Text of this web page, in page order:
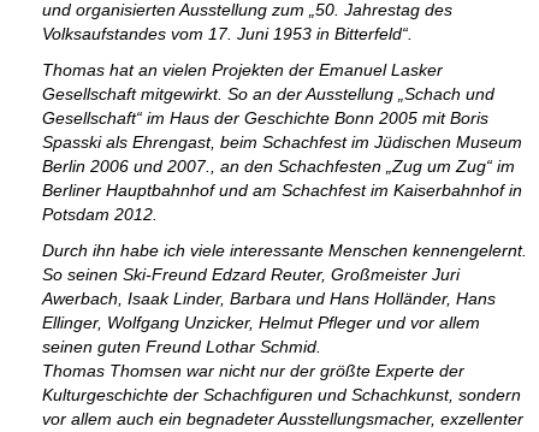
und organisierten Ausstellung zum „50. Jahrestag des
Volksaufstandes vom 17. Juni 1953 in Bitterfeld“.
Thomas hat an vielen Projekten der Emanuel Lasker
Gesellschaft mitgewirkt. So an der Ausstellung „Schach und
Gesellschaft“ im Haus der Geschichte Bonn 2005 mit Boris
Spasski als Ehrengast, beim Schachfest im Jüdischen Museum
Berlin 2006 und 2007., an den Schachfesten „Zug um Zug“ im
Berliner Hauptbahnhof und am Schachfest im Kaiserbahnhof in
Potsdam 2012.
Durch ihn habe ich viele interessante Menschen kennengelernt.
So seinen Ski-Freund Edzard Reuter, Großmeister Juri
Awerbach, Isaak Linder, Barbara und Hans Holländer, Hans
Ellinger, Wolfgang Unzicker, Helmut Pfleger und vor allem
seinen guten Freund Lothar Schmid.
Thomas Thomsen war nicht nur der größte Experte der
Kulturgeschichte der Schachfiguren und Schachkunst, sondern
vor allem auch ein begnadeter Ausstellungsmacher, exzellenter